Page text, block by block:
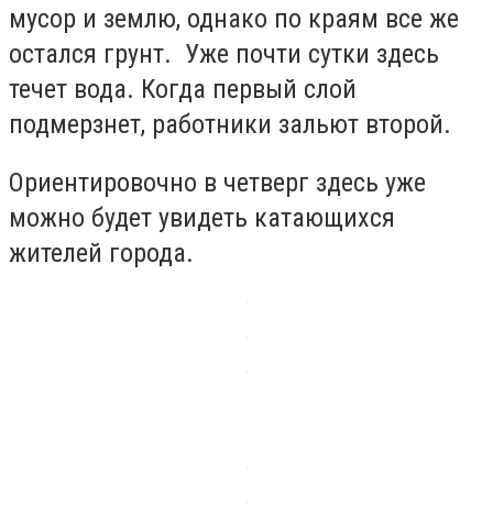
мусор и землю, однако по краям все же
остался грунт. Уже почти сутки здесь
течет вода. Когда первый слой
подмерзнет, работники зальют второй.
Ориентировочно в четверг здесь уже
можно будет увидеть катающихся
жителей города.